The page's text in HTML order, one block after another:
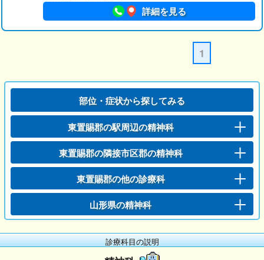
詳細を見る
1
部位・症状から探してみる
東置賜郡の駅周辺の精神科
東置賜郡の隣接市区郡の精神科
東置賜郡の他の診療科
山形県の精神科
診療科目の説明